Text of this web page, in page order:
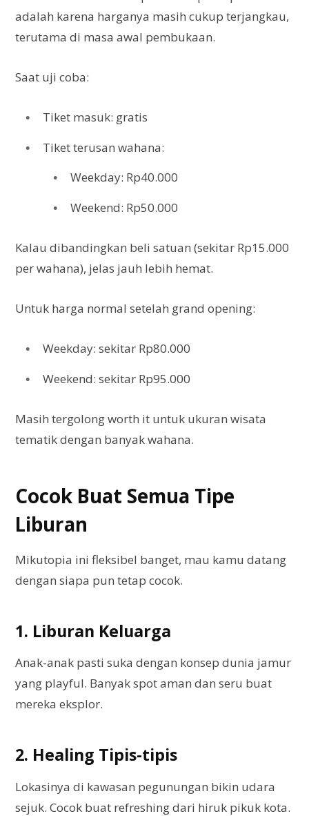
adalah karena harganya masih cukup terjangkau,
terutama di masa awal pembukaan.
Saat uji coba:
Tiket masuk: gratis
Tiket terusan wahana:
Weekday: Rp40.000
Weekend: Rp50.000
Kalau dibandingkan beli satuan (sekitar Rp15.000
per wahana), jelas jauh lebih hemat.
Untuk harga normal setelah grand opening:
Weekday: sekitar Rp80.000
Weekend: sekitar Rp95.000
Masih tergolong worth it untuk ukuran wisata
tematik dengan banyak wahana.
Cocok Buat Semua Tipe
Liburan
Mikutopia ini fleksibel banget, mau kamu datang
dengan siapa pun tetap cocok.
1. Liburan Keluarga
Anak-anak pasti suka dengan konsep dunia jamur
yang playful. Banyak spot aman dan seru buat
mereka eksplor.
2. Healing Tipis-tipis
Lokasinya di kawasan pegunungan bikin udara
sejuk. Cocok buat refreshing dari hiruk pikuk kota.